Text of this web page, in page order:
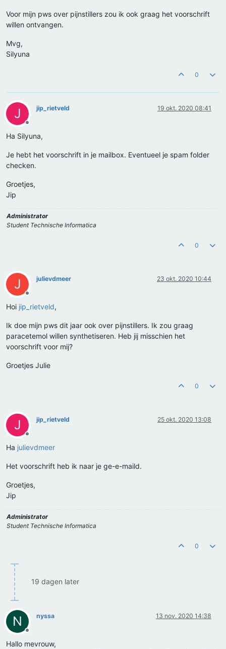
Voor mijn pws over pijnstillers zou ik ook graag het voorschrift
willen ontvangen.
Mvg,
Silyuna
0
J
Offline
jip_rietveld 19 okt. 2020 08:41
Ha Silyuna,
Je hebt het voorschrift in je mailbox. Eventueel je spam folder
checken.
Groetjes,
Jip
Administrator
Student Technische Informatica
0
J
Offline
julievdmeer 23 okt. 2020 10:44
Hoi jip_rietveld,
Ik doe mijn pws dit jaar ook over pijnstillers. Ik zou graag
paracetemol willen synthetiseren. Heb jij misschien het
voorschrift voor mij?
Groetjes Julie
0
J
Offline
jip_rietveld 25 okt. 2020 13:08
Ha julievdmeer
Het voorschrift heb ik naar je ge-e-maild.
Groetjes,
Jip
Administrator
Student Technische Informatica
0
19 dagen later
N
Offline
nyssa 13 nov. 2020 14:38
Hallo mevrouw,